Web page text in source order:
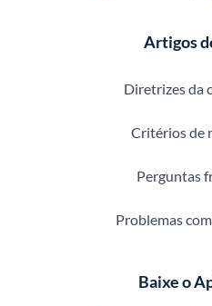
Artigos
Diretrizes da
Critérios de
Perguntas
Problemas
Baixe o